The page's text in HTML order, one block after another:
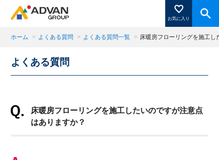
お気に入り
商品ページにある「お気に入り登録」を押すと登録した
商品がここに表示されます。
ホーム > よくある質問 > よくある質問一覧 > 床暖房フローリングを施工
よくある質問
床暖房フローリングを施工したいのですが注意点
はありますか？